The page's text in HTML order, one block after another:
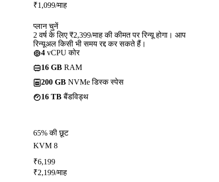
₹1,099/माह
प्लान चुनें
2 वर्ष के लिए ₹2,399/माह की कीमत पर रिन्यू होगा। आप
रिन्यूअल किसी भी समय रद्द कर सकते हैं।
4 vCPU कोर
16 GB RAM
200 GB NVMe डिस्क स्पेस
16 TBबैंडविड्थ
65% की छूट
KVM 8
₹6,199
₹2,199/माह